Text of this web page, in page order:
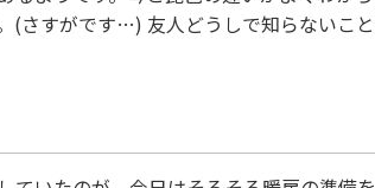
(さすがです…) 友人どうしで知らないこ